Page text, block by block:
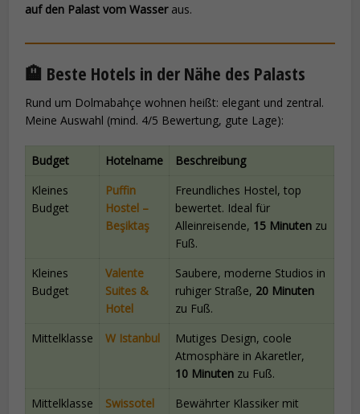
auf den Palast vom Wasseraus.
🏨 Beste Hotels in der Nähe des Palasts
Rund um Dolmabahçe wohnen heißt: elegant und zentral.
Meine Auswahl (mind. 4/5 Bewertung, gute Lage):
Budget Hotelname
Beschreibung
Kleines
Budget
Puffin
Hostel –
Beşiktaş
Freundliches Hostel, top
bewertet. Ideal für
Alleinreisende, 15 Minuten zu
Fuß.
Kleines
Budget
Valente
Suites &
Hotel
Saubere, moderne Studios in
ruhiger Straße, 20 Minuten
zu Fuß.
Mittelklasse
W Istanbul
Mutiges Design, coole
Atmosphäre in Akaretler,
10 Minuten zu Fuß.
Mittelklasse
Swissotel
Bewährter Klassiker mit